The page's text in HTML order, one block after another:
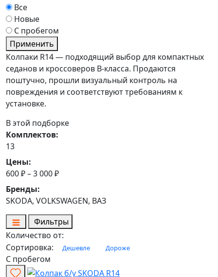
Все
Новые
С пробегом
Применить
Колпаки R14 — подходящий выбор для компактных
седанов и кроссоверов B-класса. Продаются
поштучно, прошли визуальный контроль на
повреждения и соответствуют требованиям к
установке.
В этой подборке
Комплектов:
13
Цены:
600 ₽ – 3 000 ₽
Бренды:
SKODA, VOLKSWAGEN, ВАЗ
Фильтры
Количество от:
Сортировка:
Дешевле Дороже
С пробегом